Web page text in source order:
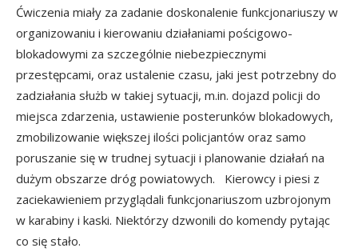
Ćwiczenia miały za zadanie doskonalenie funkcjonariuszy w
organizowaniu i kierowaniu działaniami pościgowo-
blokadowymi za szczególnie niebezpiecznymi
przestępcami, oraz ustalenie czasu, jaki jest potrzebny do
zadziałania służb w takiej sytuacji, m.in. dojazd policji do
miejsca zdarzenia, ustawienie posterunków blokadowych,
zmobilizowanie większej ilości policjantów oraz samo
poruszanie się w trudnej sytuacji i planowanie działań na
dużym obszarze dróg powiatowych. Kierowcy i piesi z
zaciekawieniem przyglądali funkcjonariuszom uzbrojonym
w karabiny i kaski. Niektórzy dzwonili do komendy pytając
co się stało.